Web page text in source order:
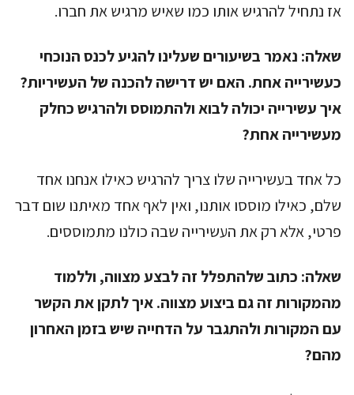
אז נתחיל להרגיש אותו כמו שאיש מרגיש את חברו.
שאלה: נאמר בשיעורים שעלינו להגיע לכנס הנוכחי
כעשירייה אחת. האם יש דרישה להכנה של העשיריות?
איך עשירייה יכולה לבוא ולהתמוסס ולהרגיש כחלק
מעשירייה אחת?
כל אחד בעשירייה שלו צריך להרגיש כאילו אנחנו אחד
שלם, כאילו מוססו אותנו, ואין לאף אחד מאיתנו שום דבר
פרטי, אלא רק את העשירייה שבה כולנו מתמוססים.
שאלה: כתוב שלהתפלל זה לבצע מצווה, וללמוד
מהמקורות זה גם ביצוע מצווה. איך לתקן את הקשר
עם המקורות ולהתגבר על הדחייה שיש בזמן האחרון
מהם?